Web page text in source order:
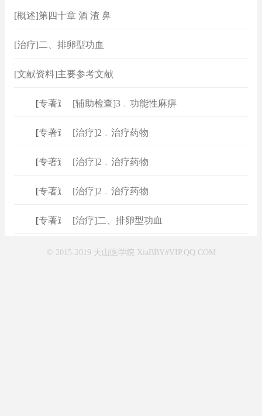
[概述]第四十章 酒 渣 鼻
[治疗]二、排卵型功血
[文献资料]主要参考文献
专著速查 ]
[辅助检查]3﹒功能性麻痹
专著速查 ]
[治疗]2﹒治疗药物
专著速查 ]
[治疗]2﹒治疗药物
专著速查 ]
[治疗]2﹒治疗药物
专著速查 ]
[治疗]二、排卵型功血
© 2015-2019 天山医学院 XiaBBY#VIP.QQ.COM